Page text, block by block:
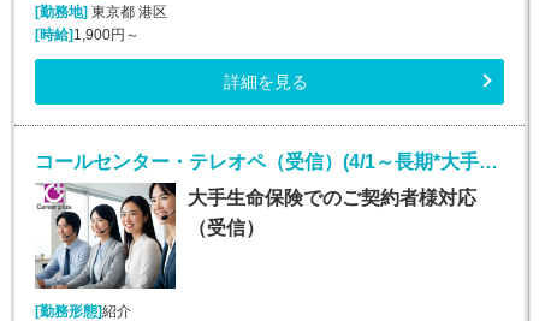
[勤務地] 東京都 港区
[時給] 1,900円～
詳細を見る
コールセンター・テレオペ（受信）(4/1～長期*大手生保お客様対応受電)
大手生命保険でのご契約者様対応
（受信）
[勤務形態]紹介